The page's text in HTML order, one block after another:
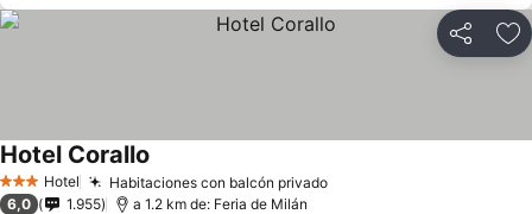
Compartir
3 Estrellas
Hotel Habitaciones con balcón privado
Hotel Corallo
6,0 1.955 a 1.2 km de: Feria de Milán